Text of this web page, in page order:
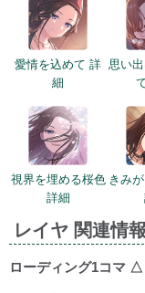
愛情を込めて 詳
細
思い
視界を埋める桜色
詳細
きみ
レイヤ 関連情報
ローディング1コマ △